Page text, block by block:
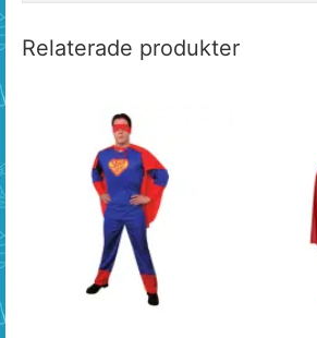
Relaterade produkter